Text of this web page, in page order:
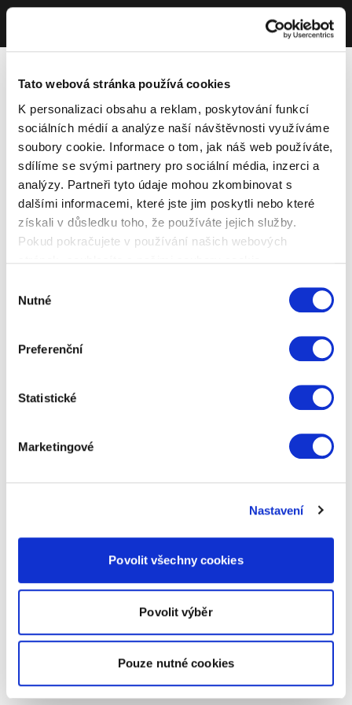
Tato webová stránka používá cookies
K personalizaci obsahu a reklam, poskytování funkcí
sociálních médií a analýze naší návštěvnosti využíváme
soubory cookie. Informace o tom, jak náš web používáte,
sdílíme se svými partnery pro sociální média, inzerci a
analýzy. Partneři tyto údaje mohou zkombinovat s
dalšími informacemi, které jste jim poskytli nebo které
získali v důsledku toho, že používáte jejich služby.
Pokud pokračujete v používání našich webových
souhlasu
Nutné
Preferenční
Statistické
Marketingové
Nastavení
Povolit všechny cookies
Povolit výběr
Pouze nutné cookies